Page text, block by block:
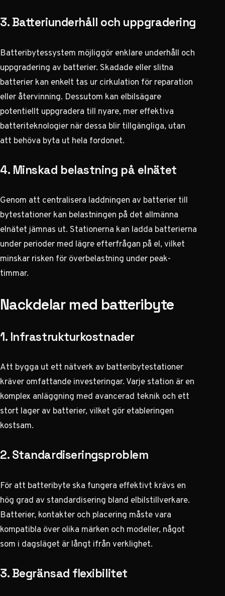
3. Batteriunderhåll och uppgradering
Batteribytessystem möjliggör enklare underhåll och
uppgradering av batterier. Skadade eller slitna
batterier kan enkelt tas ur cirkulation för reparation
eller återvinning. Dessutom kan elbilsägare
potentiellt uppgradera till nyare, mer effektiva
batteriteknologier när dessa blir tillgängliga, utan
att behöva byta ut hela fordonet.
4. Minskad belastning på elnätet
Genom att centralisera laddningen av batterier till
bytestationer kan belastningen på det allmänna
elnätet jämnas ut. Stationerna kan ladda batterierna
under perioder med lägre efterfrågan på el, vilket
minskar risken för överbelastning under peak-
timmar.
Nackdelar med batteribyte
1. Infrastrukturkostnader
Att bygga ut ett nätverk av batteribytestationer
kräver omfattande investeringar. Varje station är en
komplex anläggning med avancerad teknik och ett
stort lager av batterier, vilket gör etableringen
kostsam.
2. Standardiseringsproblem
För att batteribyte ska fungera effektivt krävs en
hög grad av standardisering bland elbilstillverkare.
Batterier, kontakter och placering måste vara
kompatibla över olika märken och modeller, något
som i dagsläget är långt ifrån verklighet.
3. Begränsad flexibilitet